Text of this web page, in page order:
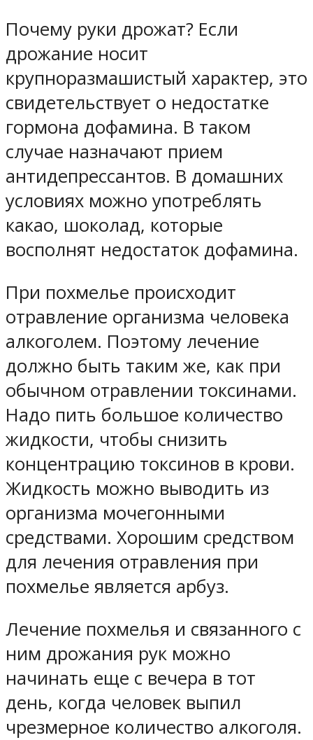
Почему руки дрожат? Если
дрожание носит
крупноразмашистый характер, это
свидетельствует о недостатке
гормона дофамина. В таком
случае назначают прием
антидепрессантов. В домашних
условиях можно употреблять
какао, шоколад, которые
восполнят недостаток дофамина.
При похмелье происходит
отравление организма человека
алкоголем. Поэтому лечение
должно быть таким же, как при
обычном отравлении токсинами.
Надо пить большое количество
жидкости, чтобы снизить
концентрацию токсинов в крови.
Жидкость можно выводить из
организма мочегонными
средствами. Хорошим средством
для лечения отравления при
похмелье является арбуз.
Лечение похмелья и связанного с
ним дрожания рук можно
начинать еще с вечера в тот
день, когда человек выпил
чрезмерное количество алкоголя.